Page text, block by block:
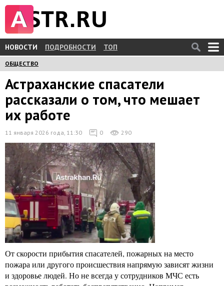
НОВОСТИ ПОДРОБНОСТИ ТОП
ОБЩЕСТВО
Астраханские спасатели
рассказали о том, что мешает
их работе
11 января 2026 года, 11:30 0 290
От скорости прибытия спасателей, пожарных на место
пожара или другого происшествия напрямую зависят жизни
и здоровье людей. Но не всегда у сотрудников МЧС есть